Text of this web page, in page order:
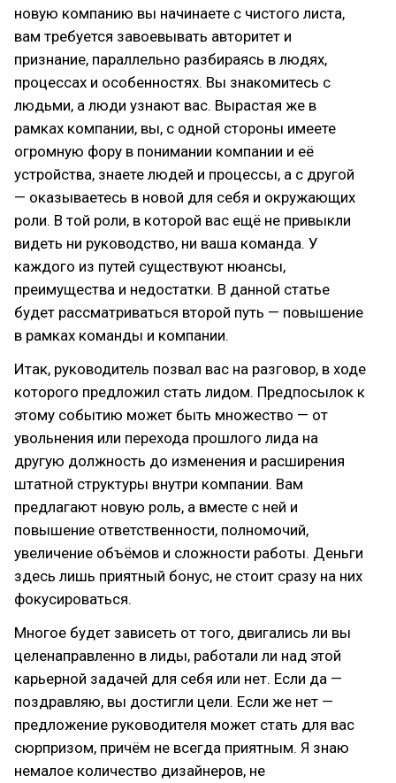
новую компанию вы начинаете с чистого листа,
вам требуется завоевывать авторитет и
признание, параллельно разбираясь в людях,
процессах и особенностях. Вы знакомитесь с
людьми, а люди узнают вас. Вырастая же в
рамках компании, вы, с одной стороны имеете
огромную фору в понимании компании и её
устройства, знаете людей и процессы, а с другой
— оказываетесь в новой для себя и окружающих
роли. В той роли, в которой вас ещё не привыкли
видеть ни руководство, ни ваша команда. У
каждого из путей существуют нюансы,
преимущества и недостатки. В данной статье
будет рассматриваться второй путь — повышение
в рамках команды и компании.
Итак, руководитель позвал вас на разговор, в ходе
которого предложил стать лидом. Предпосылок к
этому событию может быть множество — от
увольнения или перехода прошлого лида на
другую должность до изменения и расширения
штатной структуры внутри компании. Вам
предлагают новую роль, а вместе с ней и
повышение ответственности, полномочий,
увеличение объёмов и сложности работы. Деньги
здесь лишь приятный бонус, не стоит сразу на них
фокусироваться.
Многое будет зависеть от того, двигались ли вы
целенаправленно в лиды, работали ли над этой
карьерной задачей для себя или нет. Если да —
поздравляю, вы достигли цели. Если же нет —
предложение руководителя может стать для вас
сюрпризом, причём не всегда приятным. Я знаю
немалое количество дизайнеров, не